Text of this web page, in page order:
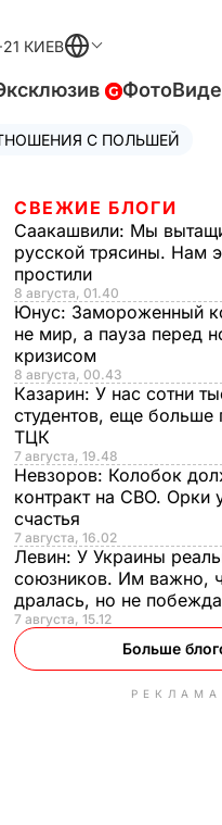
КИЕВ
Фото
С ПОЛЬШЕЙ
СВЕЖИЕ БЛОГИ
Саакашвили: Мы
русской трясины. Нам
простили
8 августа, 01.40
Юнус: Замороженный
не мир, а пауза перед
кризисом
8 августа, 00.43
Казарин: У нас сотни
студентов, еще больше
ТЦК
7 августа, 19.48
Невзоров: Колобок
контракт на СВО. Орки
счастья
7 августа, 16.02
Левин: У Украины
союзников. Им важно,
дралась, но не
7 августа, 15.12
Больше
РЕКЛАМА